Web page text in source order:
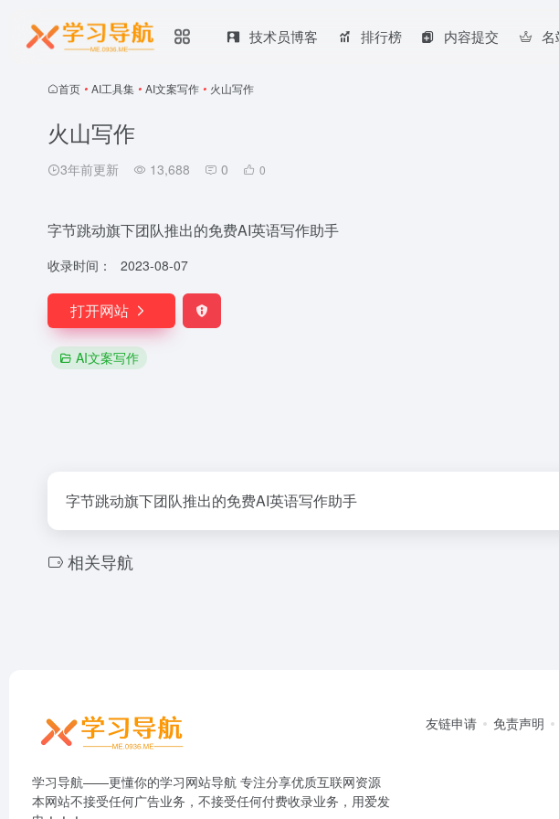
技术员博客 排行榜 内容提交 名
首页 • AI工具集 • AI文案写作 • 火山写作
火山写作
3年前更新 13,688 0 0
字节跳动旗下团队推出的免费AI英语写作助手
收录时间： 2023-08-07
打开网站
AI文案写作
字节跳动旗下团队推出的免费AI英语写作助手
相关导航
学习导航——更懂你的学习网站导航 专注分享优质互联网资源
本网站不接受任何广告业务，不接受任何付费收录业务，用爱发
友链申请 免责声明